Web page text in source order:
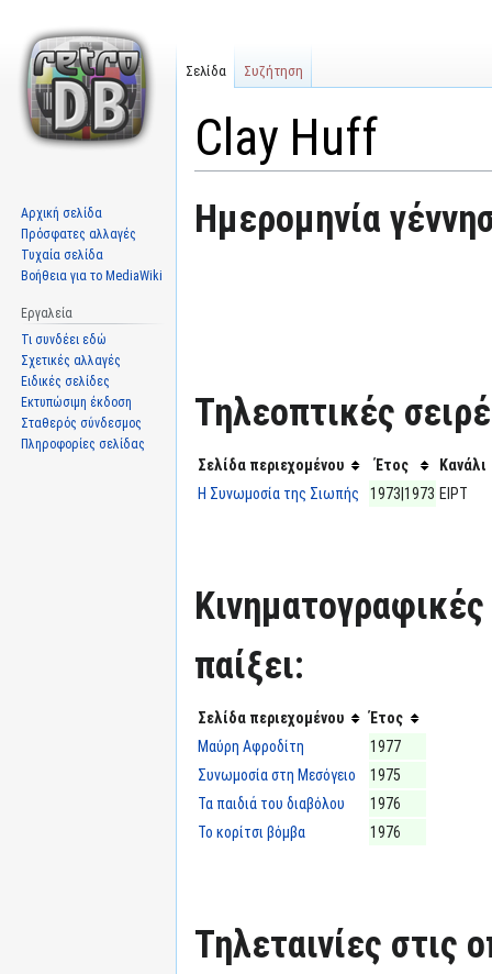
Clay Huff
Μετάβαση
στην
Πήδηση
στην
Ημερομηνία
Τηλεοπτικές
Σελίδα περιεχομένου Έτος
Κανάλι
Η Συνωμοσία της Σιωπής
1973|1973 ΕΙΡΤ
Κινηματογραφικές
παίξει:
Σελίδα περιεχομένου
Έτος
Μαύρη Αφροδίτη
1977
Συνωμοσία στη Μεσόγειο
1975
Τα παιδιά του διαβόλου
1976
Το κορίτσι βόμβα
1976
Τηλεταινίες στις
Σελίδα Συζήτηση
Αρχική σελίδα
Πρόσφατες αλλαγές
Τυχαία σελίδα
Βοήθεια για το MediaWiki
Εργαλεία
Τι συνδέει εδώ
Σχετικές αλλαγές
Ειδικές σελίδες
Εκτυπώσιμη έκδοση
Σταθερός σύνδεσμος
Πληροφορίες σελίδας